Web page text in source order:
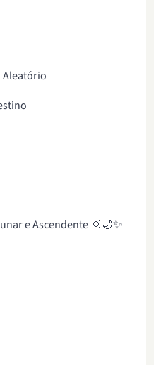
Aleatório
e Ascendente 🌞🌙✨